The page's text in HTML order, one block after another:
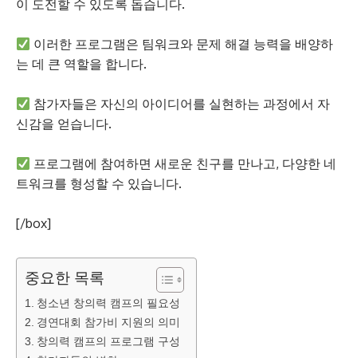
이 도전할 수 있도록 돕습니다.
이러한 프로그램은 팀워크와 문제 해결 능력을 배양하
는 데 큰 역할을 합니다.
참가자들은 자신의 아이디어를 실현하는 과정에서 자
신감을 얻습니다.
프로그램에 참여하면 새로운 친구를 만나고, 다양한 네
트워크를 형성할 수 있습니다.
[/box]
중요한 목록
청소년 창의력 캠프의 필요성
경연대회 참가비 지원의 의미
창의력 캠프의 프로그램 구성